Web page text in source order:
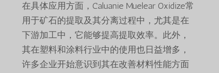
在具体应用方面，Caluanie Muelear Oxidize常
用于矿石的提取及其分离过程中，尤其是在
下游加工中，它能够提高提取效率。此外，
其在塑料和涂料行业中的使用也日益增多，
许多企业开始意识到其在改善材料性能方面